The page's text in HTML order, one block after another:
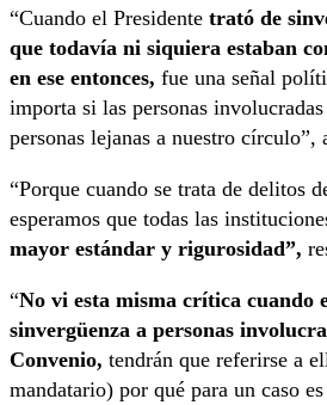
“Cuando el Presidente trató de
que todavía ni siquiera estaban
en ese entonces, fue una señal
importa si las personas
personas lejanas a nuestro círculo”,
“Porque cuando se trata de delitos
esperamos que todas las
mayor estándar y rigurosidad”,
“No vi esta misma crítica cuando
sinvergüenza a personas
Convenio, tendrán que referirse a
mandatario) por qué para un caso